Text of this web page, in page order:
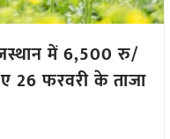
में 6,500 रु/
26 फरवरी के ताजा